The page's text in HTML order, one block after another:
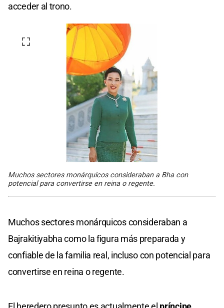
acceder al trono.
Muchos sectores monárquicos consideraban a Bha con
potencial para convertirse en reina o regente.
Muchos sectores monárquicos consideraban a
Bajrakitiyabha como la figura más preparada y
confiable de la familia real, incluso con potencial para
convertirse en reina o regente.